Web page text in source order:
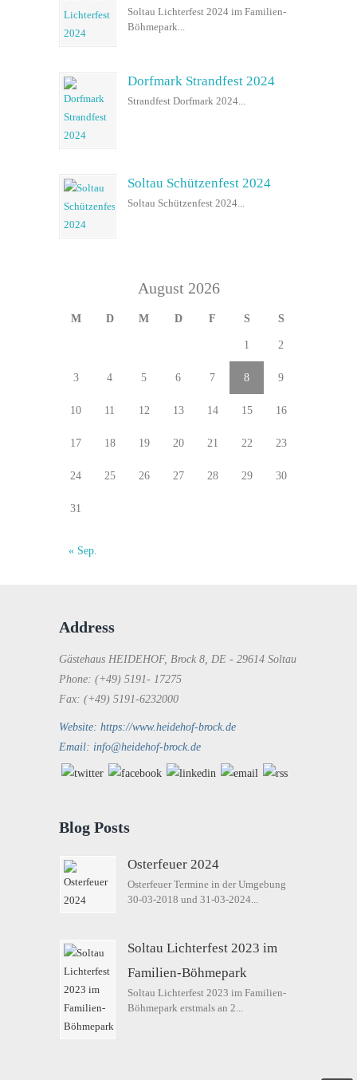
Soltau Lichterfest 2024 im Familien-
Böhmepark...
Dorfmark Strandfest 2024
Strandfest Dorfmark 2024...
Soltau Schützenfest 2024
Soltau Schützenfest 2024...
August 2026
M D M D F S S
1 2
3 4 5 6 7 8 9
10 11 12 13 14 15 16
17 18 19 20 21 22 23
24 25 26 27 28 29 30
31
« Sep.
Address
Gästehaus HEIDEHOF, Brock 8, DE - 29614 Soltau
Phone: (+49) 5191- 17275
Fax: (+49) 5191-6232000
Website: https://www.heidehof-brock.de
Email: info@heidehof-brock.de
Blog Posts
Osterfeuer 2024
Osterfeuer Termine in der Umgebung
30-03-2018 und 31-03-2024...
Soltau Lichterfest 2023 im
Familien-Böhmepark
Soltau Lichterfest 2023 im Familien-
Böhmepark erstmals an 2...